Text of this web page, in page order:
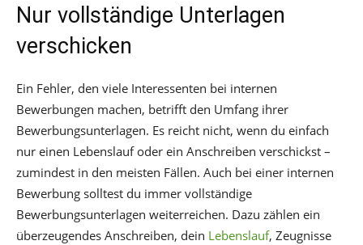
Nur vollständige Unterlagen
verschicken
Ein Fehler, den viele Interessenten bei internen
Bewerbungen machen, betrifft den Umfang ihrer
Bewerbungsunterlagen. Es reicht nicht, wenn du einfach
nur einen Lebenslauf oder ein Anschreiben verschickst –
zumindest in den meisten Fällen. Auch bei einer internen
Bewerbung solltest du immer vollständige
Bewerbungsunterlagen weiterreichen. Dazu zählen ein
überzeugendes Anschreiben, dein Lebenslauf, Zeugnisse